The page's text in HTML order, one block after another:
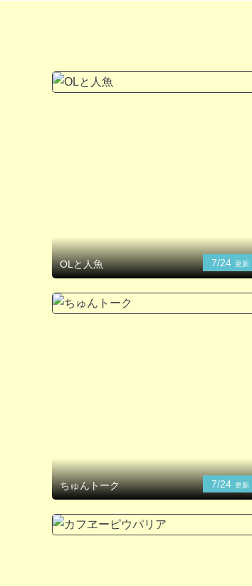
OLと人魚 7/24 更新
ちゅんトーク 7/24 更新